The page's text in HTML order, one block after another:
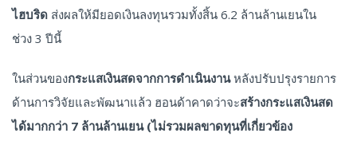
ไฮบริด ส่งผลให้มียอดเงินลงทุนรวมทั้งสิ้น 6.2 ล้านล้านเยนใน
ช่วง 3 ปีนี้
ในส่วนของกระแสเงินสดจากการดำเนินงานหลังปรับปรุงรายการ
ด้านการวิจัยและพัฒนาแล้ว ฮอนด้าคาดว่าจะสร้างกระแสเงินสด
ได้มากกว่า 7 ล้านล้านเยน (ไม่รวมผลขาดทุนที่เกี่ยวข้อง